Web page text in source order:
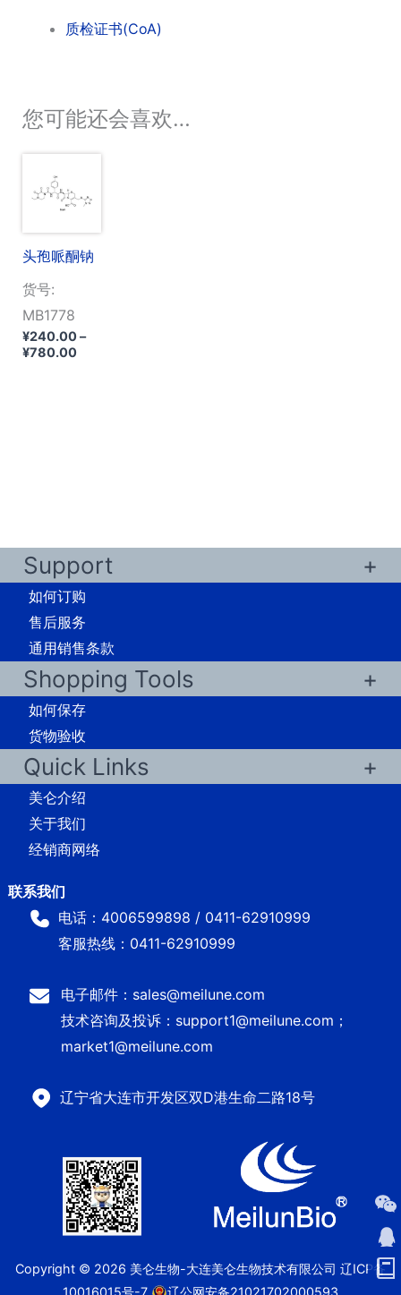
质检证书(CoA)
您可能还会喜欢…
头孢哌酮钠
货号:
MB1778
¥240.00–
¥780.00价
Support
如何订购
售后服务
通用销售条款
Shopping Tools
如何保存
货物验收
Quick Links
美仑介绍
关于我们
经销商网络
电话：4006599898 / 0411-62910999
客服热线：0411-62910999
电子邮件：sales@meilune.com
技术咨询及投诉：support1@meilune.com；
market1@meilune.com
辽宁省大连市开发区双D港生命二路18号
Copyright © 2026 美仑生物-大连美仑生物技术有限公司 辽ICP备
10016015号-7
辽公网安备21021702000593